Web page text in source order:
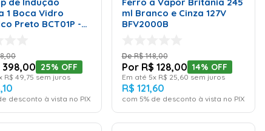
1 Boca Vidro
Preto BCT01P -
,00
398,00 25% OFF
R$ 49 75 sem juros
,10
desconto à vista no PIX
Ferro a Vapor Britânia 245
ml Branco e Cinza 127V
BFV2000B
R$ 148,00
R$ 128,00 14% OFF
Em até 5x R$ 25 60sem juros
R$ 121,60
com 5% de desconto à vista no PIX